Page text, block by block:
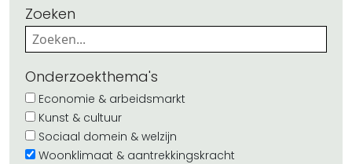
Zoeken
Onderzoekthema's
Economie & arbeidsmarkt
Kunst & cultuur
Sociaal domein & welzijn
Woonklimaat & aantrekkingskracht